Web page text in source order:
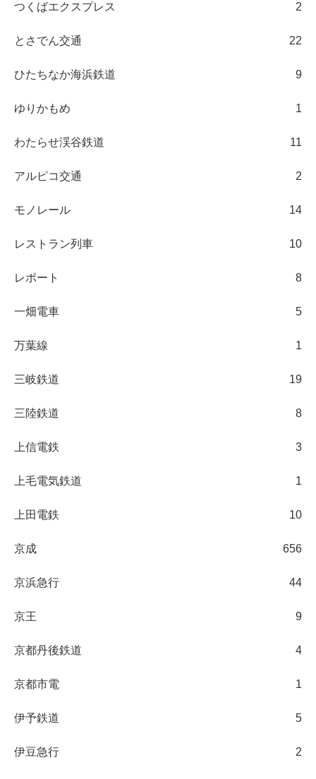
つくばエクスプレス 2
とさでん交通 22
ひたちなか海浜鉄道 9
ゆりかもめ 1
わたらせ渓谷鉄道 11
アルピコ交通 2
モノレール 14
レストラン列車 10
レポート 8
一畑電車 5
万葉線 1
三岐鉄道 19
三陸鉄道 8
上信電鉄 3
上毛電気鉄道 1
上田電鉄 10
京成 656
京浜急行 44
京王 9
京都丹後鉄道 4
京都市電 1
伊予鉄道 5
伊豆急行 2